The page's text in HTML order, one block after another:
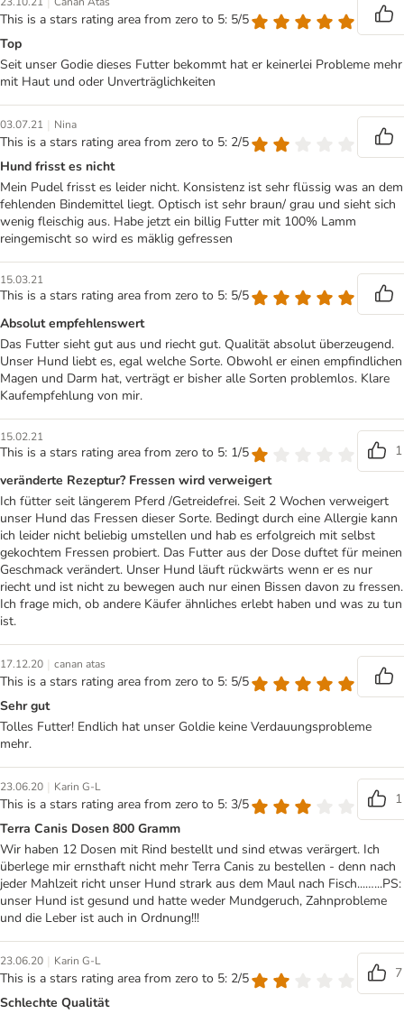
This is a stars rating area from zero to 5: 5/5
Top
Seit unser Godie dieses Futter bekommt hat er keinerlei Probleme mehr
mit Haut und oder Unverträglichkeiten
03.07.21 | Nina
This is a stars rating area from zero to 5: 2/5
Hund frisst es nicht
Mein Pudel frisst es leider nicht. Konsistenz ist sehr flüssig was an dem
fehlenden Bindemittel liegt. Optisch ist sehr braun/ grau und sieht sich
wenig fleischig aus. Habe jetzt ein billig Futter mit 100% Lamm
reingemischt so wird es mäklig gefressen
15.03.21
This is a stars rating area from zero to 5: 5/5
Absolut empfehlenswert
Das Futter sieht gut aus und riecht gut. Qualität absolut überzeugend.
Unser Hund liebt es, egal welche Sorte. Obwohl er einen empfindlichen
Magen und Darm hat, verträgt er bisher alle Sorten problemlos. Klare
Kaufempfehlung von mir.
15.02.21
This is a stars rating area from zero to 5: 1/5
1
veränderte Rezeptur? Fressen wird verweigert
Ich fütter seit längerem Pferd /Getreidefrei. Seit 2 Wochen verweigert
unser Hund das Fressen dieser Sorte. Bedingt durch eine Allergie kann
ich leider nicht beliebig umstellen und hab es erfolgreich mit selbst
gekochtem Fressen probiert. Das Futter aus der Dose duftet für meinen
Geschmack verändert. Unser Hund läuft rückwärts wenn er es nur
riecht und ist nicht zu bewegen auch nur einen Bissen davon zu fressen.
Ich frage mich, ob andere Käufer ähnliches erlebt haben und was zu tun
ist.
17.12.20 | canan atas
This is a stars rating area from zero to 5: 5/5
Sehr gut
Tolles Futter! Endlich hat unser Goldie keine Verdauungsprobleme
mehr.
23.06.20 | Karin G-L
This is a stars rating area from zero to 5: 3/5
1
Terra Canis Dosen 800 Gramm
Wir haben 12 Dosen mit Rind bestellt und sind etwas verärgert. Ich
überlege mir ernsthaft nicht mehr Terra Canis zu bestellen - denn nach
jeder Mahlzeit richt unser Hund strark aus dem Maul nach Fisch...…...PS:
unser Hund ist gesund und hatte weder Mundgeruch, Zahnprobleme
und die Leber ist auch in Ordnung!!!
23.06.20 | Karin G-L
This is a stars rating area from zero to 5: 2/5
7
Schlechte Qualität